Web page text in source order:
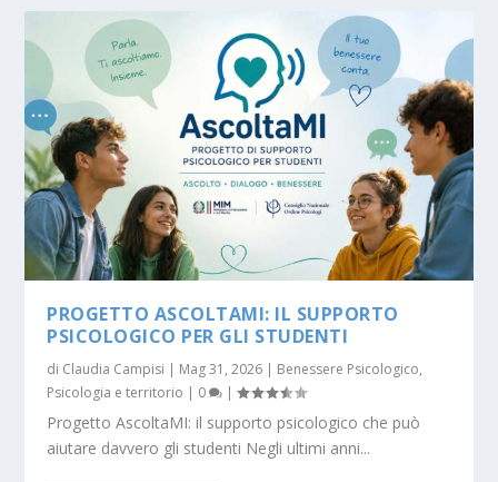
PROGETTO ASCOLTAMI: IL SUPPORTO
PSICOLOGICO PER GLI STUDENTI
di Claudia Campisi | Mag 31, 2026 | Benessere Psicologico,
Psicologia e territorio | 0 |
Progetto AscoltaMI: il supporto psicologico che può
aiutare davvero gli studenti Negli ultimi anni...